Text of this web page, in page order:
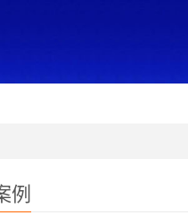
例